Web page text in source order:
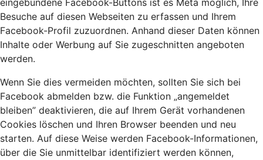
eingebundene Facebook-Buttons ist es Meta möglich, Ihre
Besuche auf diesen Webseiten zu erfassen und Ihrem
Facebook-Profil zuzuordnen. Anhand dieser Daten können
Inhalte oder Werbung auf Sie zugeschnitten angeboten
werden.
Wenn Sie dies vermeiden möchten, sollten Sie sich bei
Facebook abmelden bzw. die Funktion „angemeldet
bleiben” deaktivieren, die auf Ihrem Gerät vorhandenen
Cookies löschen und Ihren Browser beenden und neu
starten. Auf diese Weise werden Facebook-Informationen,
über die Sie unmittelbar identifiziert werden können,